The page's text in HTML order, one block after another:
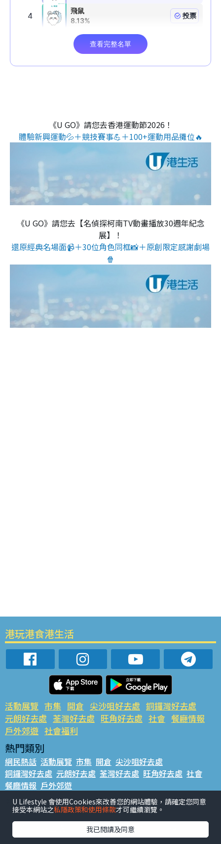
《U GO》請您去香港運動節2026！
體驗新興運動💦＋競技賽事💪＋100+運動用品攤位🔥
《U GO》請您去【名偵探柯南TV動畫播放30週年紀念
展】！
還原經典名場面📹＋30位角色同框📸＋原創限定感謝劇場
🍿
港玩港食港生活
活動展覽 市集 開倉 尖沙咀好去處 銅鑼灣好去處
元朗好去處 荃灣好去處 旺角好去處 社會 餐廳情報
戶外郊遊 社會福利
熱門類別
網民熱話 活動展覽 市集 開倉 尖沙咀好去處
銅鑼灣好去處 元朗好去處 荃灣好去處 旺角好去處 社會
餐廳情報 戶外郊遊
熱門標籤
#UGO搵好去處 #人氣活動推介 #美食社群熱話
#ULifestyle應用程式
#UJetso禮物放送 #ULifestyle商戶中心 #著數 #網絡熱話
U Lifestyle 會使用Cookies來改善您的網站體驗，請確定您同意
接受本網站之私隱政策和使用條款才可繼續瀏覽。
我已閱讀及同意